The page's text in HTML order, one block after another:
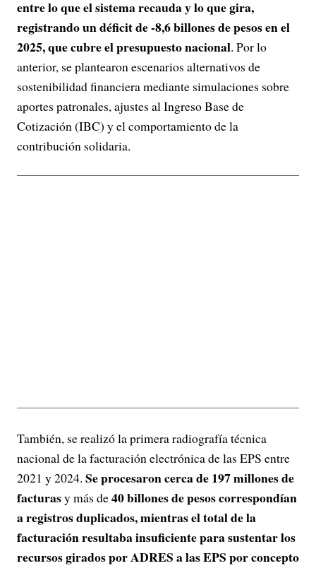
entre lo que el sistema recauda y lo que gira,
registrando un déficit de -8,6 billones de pesos en el
2025, que cubre el presupuesto nacional. Por lo
anterior, se plantearon escenarios alternativos de
sostenibilidad financiera mediante simulaciones sobre
aportes patronales, ajustes al Ingreso Base de
Cotización (IBC) y el comportamiento de la
contribución solidaria.
También, se realizó la primera radiografía técnica
nacional de la facturación electrónica de las EPS entre
2021 y 2024. Se procesaron cerca de 197 millones de
facturasy más de40 billones de pesos correspondían
a registros duplicados, mientras el total de la
facturación resultaba insuficiente para sustentar los
recursos girados por ADRES a las EPS por concepto